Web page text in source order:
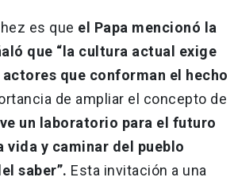
es que el Papa mencionó la
que “la cultura actual exige
que conforman el hecho
de ampliar el concepto de
un laboratorio para el futuro
vida y caminar del pueblo
saber”. Esta invitación a una